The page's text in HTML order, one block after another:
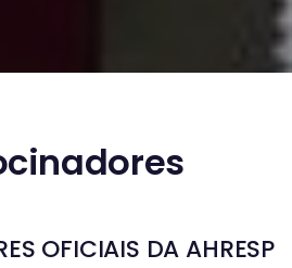
OFICIAIS DA AHRESP